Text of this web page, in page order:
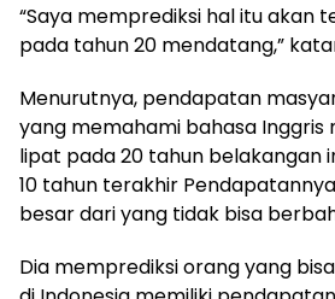
“Saya memprediksi hal itu akan
pada tahun 20 mendatang,”
Menurutnya, pendapatan
yang memahami bahasa Inggris
lipat pada 20 tahun belakangan
10 tahun terakhir
besar dari yang tidak bisa
Dia memprediksi orang yang